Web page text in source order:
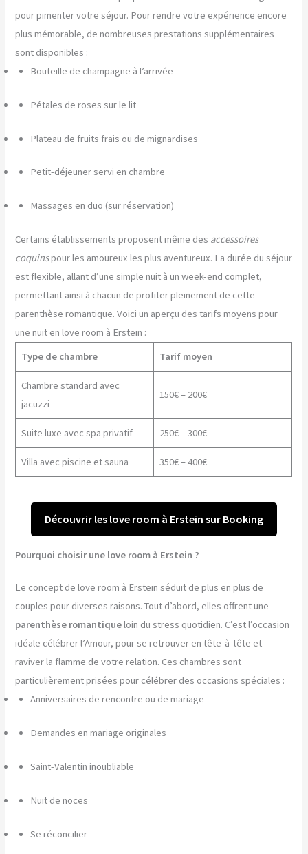
pour pimenter votre séjour. Pour rendre votre expérience encore
plus mémorable, de nombreuses prestations supplémentaires
sont disponibles :
Bouteille de champagne à l’arrivée
Pétales de roses sur le lit
Plateau de fruits frais ou de mignardises
Petit-déjeuner servi en chambre
Massages en duo (sur réservation)
Certains établissements proposent même des accessoires
coquinspour les amoureux les plus aventureux. La durée du séjour
est flexible, allant d’une simple nuit à un week-end complet,
permettant ainsi à chacun de profiter pleinement de cette
parenthèse romantique. Voici un aperçu des tarifs moyens pour
une nuit en love room à Erstein :
Type de chambre
Tarif moyen
Chambre standard avec
jacuzzi
150€ – 200€
Suite luxe avec spa privatif 250€ – 300€
Villa avec piscine et sauna 350€ – 400€
Découvrir les love room à Erstein sur Booking
Pourquoi choisir une love room à Erstein ?
Le concept de love room à Erstein séduit de plus en plus de
couples pour diverses raisons. Tout d’abord, elles offrent une
parenthèse romantiqueloin du stress quotidien. C’est l’occasion
idéale célébrer l’Amour, pour se retrouver en tête-à-tête et
raviver la flamme de votre relation. Ces chambres sont
particulièrement prisées pour célébrer des occasions spéciales :
Anniversaires de rencontre ou de mariage
Demandes en mariage originales
Saint-Valentin inoubliable
Nuit de noces
Se réconcilier